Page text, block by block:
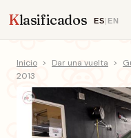
Klasificados ES| EN
Inicio > Dar una vuelta >
2013